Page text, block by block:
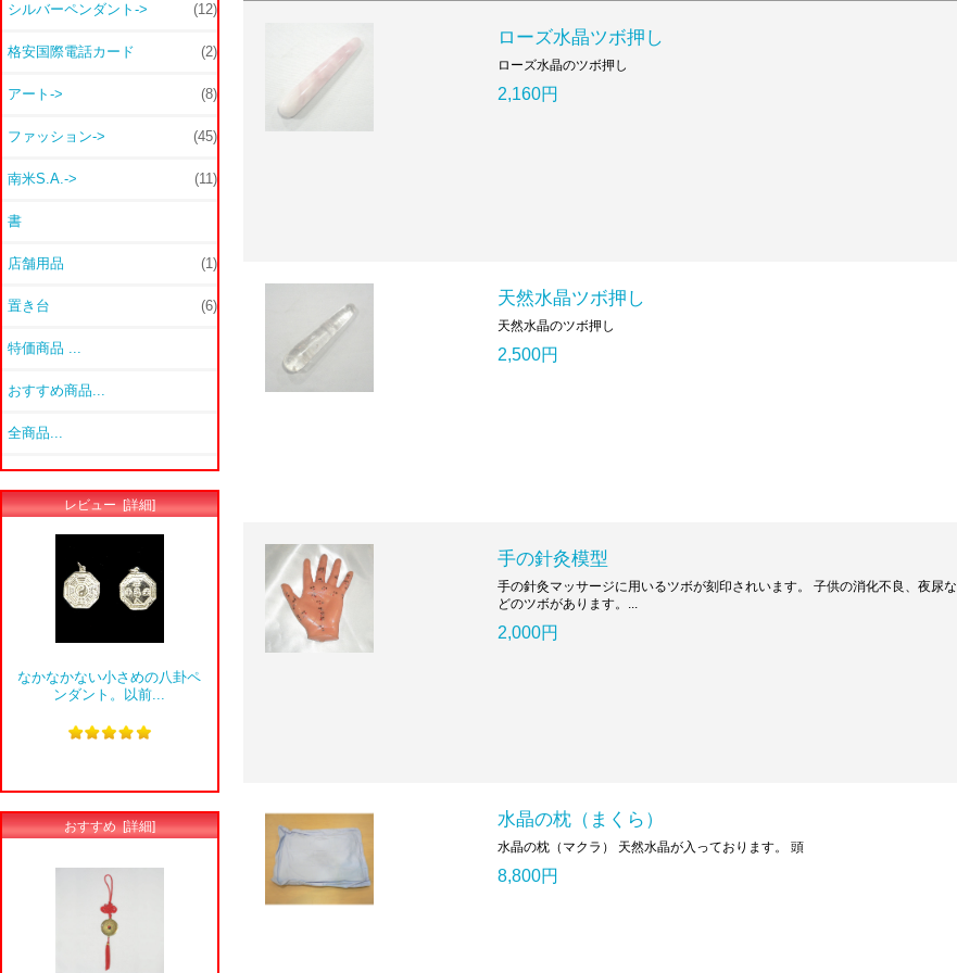
シルバーペンダント-> (12)
格安国際電話カード (2)
アート-> (8)
ファッション-> (45)
南米S.A.-> (11)
書
店舗用品 (1)
置き台 (6)
特価商品 ...
おすすめ商品...
全商品...
レビュー [詳細]
なかなかない小さめの八卦ペ
ンダント。以前...
おすすめ [詳細]
ローズ水晶ツボ押し
ローズ水晶のツボ押し
2,160円
天然水晶ツボ押し
天然水晶のツボ押し
2,500円
手の針灸模型
手の針灸マッサージに用いるツボが刻印されいます。 子供の消化不良、夜尿な
どのツボがあります。...
2,000円
水晶の枕（まくら）
水晶の枕（マクラ） 天然水晶が入っております。 頭
8,800円